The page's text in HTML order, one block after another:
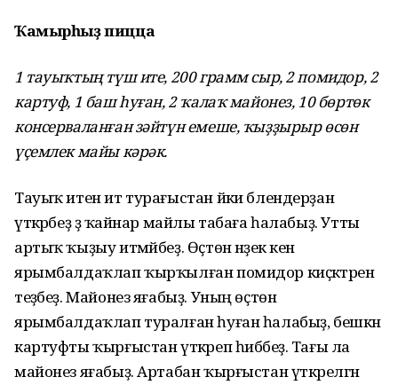
Ҡамырһыҙ пицца
1 тауыҡтың түш ите, 200 грамм сыр, 2 помидор, 2
картуф, 1 баш һуған, 2 ҡалаҡ майонез, 10 бөртөк
консерваланған зәйтүн емеше, ҡыҙҙырыр өсөн
үҫемлек майы кәрәк.
Тауыҡ итен ит турағыстан йәки блендерҙан
үткәрәбеҙ ҙә ҡайнар майлы табаға һалабыҙ. Утты
артыҡ ҡыҙыу итмәйбеҙ. Өҫтөнә нәҙек кенә
ярымбалдаҡлап ҡырҡылған помидор киҫәктәрен
теҙәбеҙ. Майонез яғабыҙ. Уның өҫтөнә
ярымбалдаҡлап туралған һуған һалабыҙ, бешкән
картуфты ҡырғыстан үткәреп һибәбеҙ. Тағы ла
майонез яғабыҙ. Артабан ҡырғыстан үткәрелгән